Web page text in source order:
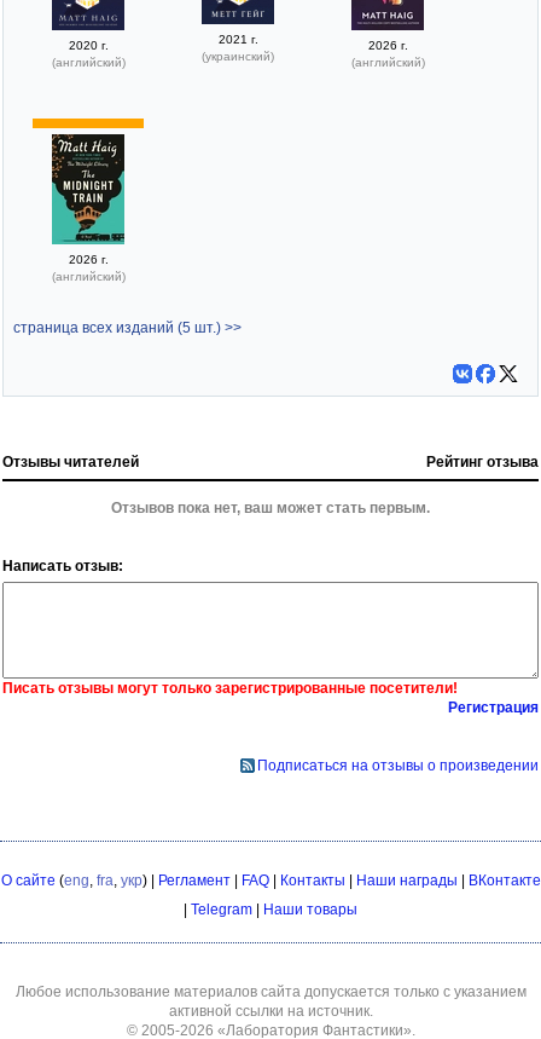
2020 г.
(английский)
2021 г.
(украинский)
2026 г.
(английский)
2026 г.
(английский)
страница всех изданий (5 шт.) >>
Отзывы читателей Рейтинг отзыва
Отзывов пока нет, ваш может стать первым.
Написать отзыв:
Писать отзывы могут только зарегистрированные посетители!
Регистрация
Подписаться на отзывы о произведении
О сайте (eng fra укр) | Регламент| FAQ| Контакты | Наши награды | ВКонтакте
| Telegram | Наши товары
Любое использование материалов сайта допускается только с указанием
активной ссылки на источник.
© 2005-2026 «Лаборатория Фантастики»